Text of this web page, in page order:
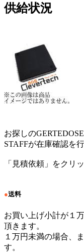
供給状況
お探しの
STAFFが在庫確認を
「見積依頼」をクリ
●送料
お買い上げ小計が１
頂きます。
１万円未満の場合、
す。